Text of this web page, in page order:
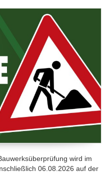
wird im
06.08.2026 auf der